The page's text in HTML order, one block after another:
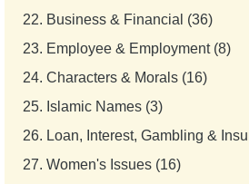
22. Business & Financial (36)
23. Employee & Employment (8)
24. Characters & Morals (16)
25. Islamic Names (3)
26. Loan, Interest, Gambling &
27. Women's Issues (16)